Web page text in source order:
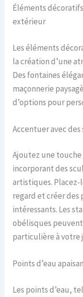
Éléments
extérieur
Les éléments
la création d’une
Des fontaines
maçonnerie
d’options pour
Accentuer avec
Ajoutez une touche
incorporant des
artistiques.
regard et créer
intéressants. Les
obélisques
particulière à votre
Points d’eau
Les points d’eau,